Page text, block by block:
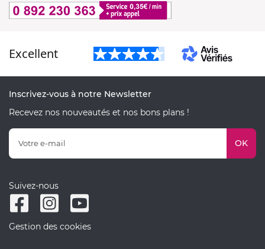
Excellent
Inscrivez-vous à notre Newsletter
Recevez nos nouveautés et nos bons plans !
OK
Suivez-nous
Gestion des cookies